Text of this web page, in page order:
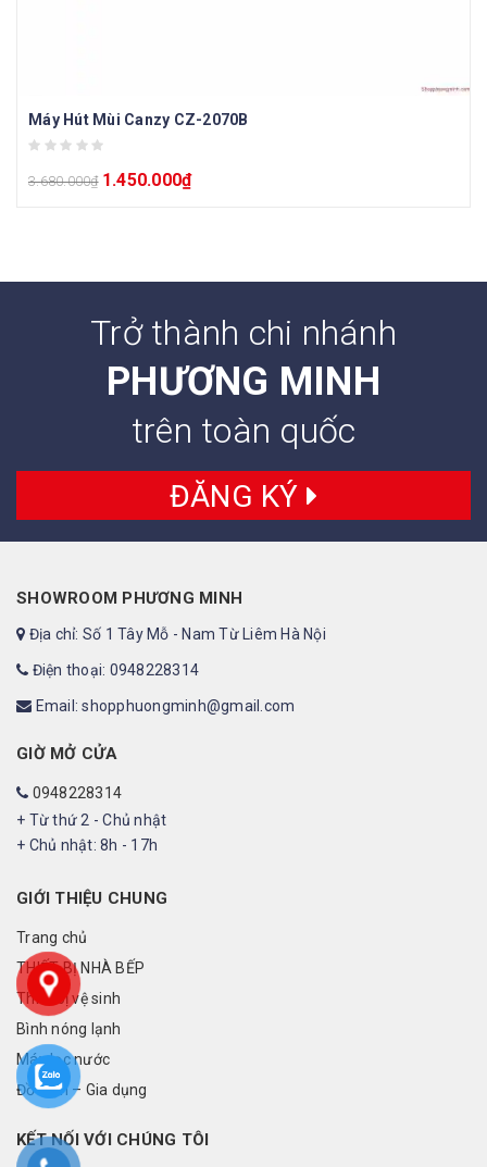
Máy Hút Mùi Canzy CZ-2070B
3.680.000₫ 1.450.000₫
Trở thành chi nhánh
PHƯƠNG MINH
trên toàn quốc
ĐĂNG KÝ
SHOWROOM PHƯƠNG MINH
Địa chỉ: Số 1 Tây Mỗ - Nam Từ Liêm Hà Nội
Điện thoại: 0948228314
Email: shopphuongminh@gmail.com
GIỜ MỞ CỬA
0948228314
+ Từ thứ 2 - Chủ nhật
+ Chủ nhật: 8h - 17h
GIỚI THIỆU CHUNG
Trang chủ
THIẾT BỊ NHÀ BẾP
Thiết bị vệ sinh
Bình nóng lạnh
Máy lọc nước
Đồ điện – Gia dụng
KẾT NỐI VỚI CHÚNG TÔI